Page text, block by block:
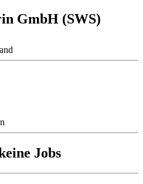
GmbH (SWS)
Jobs